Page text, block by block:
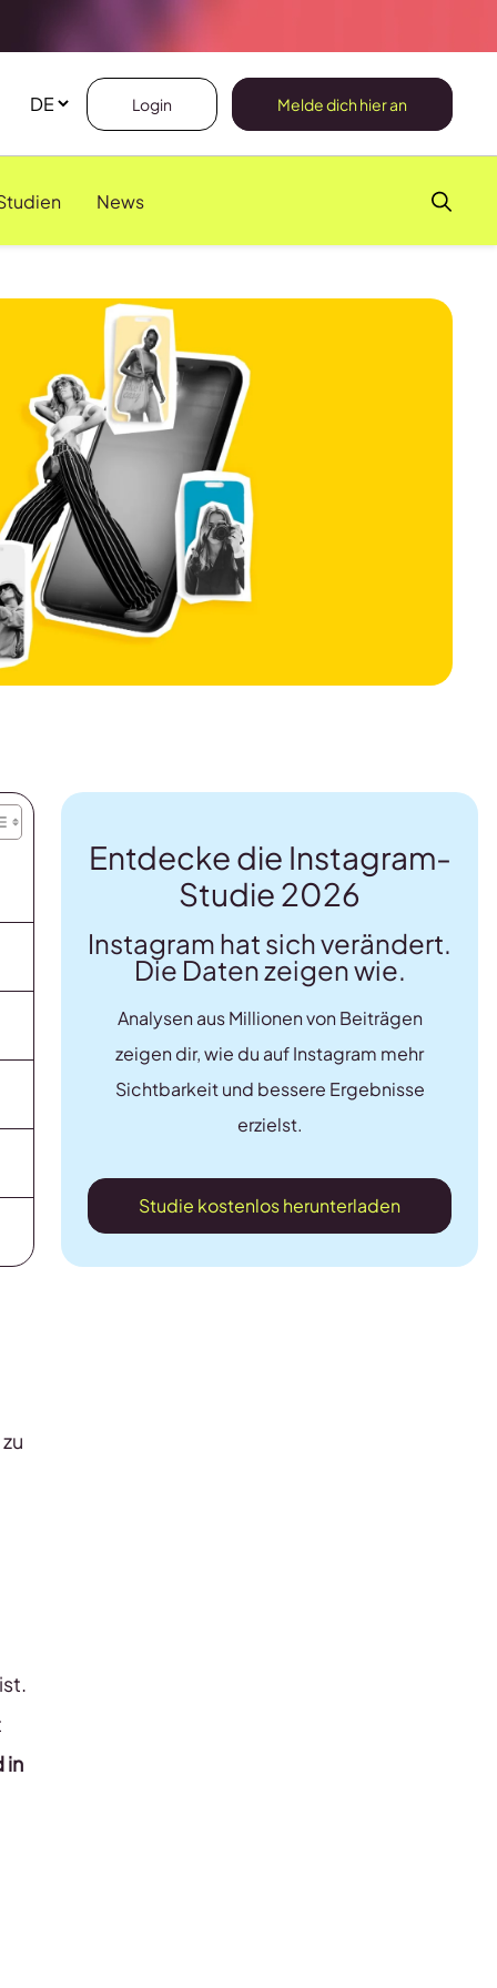
Login Melde dich hier an
News
in
Entdecke die Instagram-
Studie 2026
Instagram hat sich verändert.
Die Daten zeigen wie.
Analysen aus Millionen von Beiträgen
zeigen dir, wie du auf Instagram mehr
Sichtbarkeit und bessere Ergebnisse
erzielst.
Studie kostenlos herunterladen